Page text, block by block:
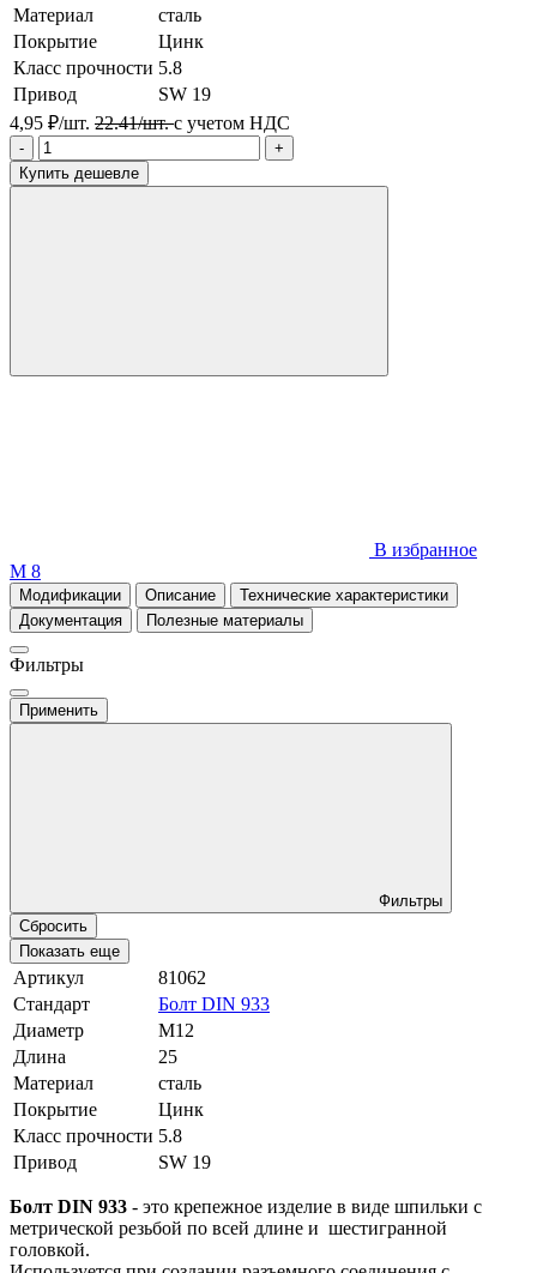
Материал
сталь
Покрытие
Цинк
Класс прочности 5.8
Привод
SW 19
4,95 ₽/шт. 22.41/шт.с учетом НДС
-
+
Купить дешевле
В избранное
М 8
Модификации Описание
Технические характеристики
Документация
Полезные материалы
Фильтры
Применить
Фильтры
Сбросить
Показать еще
Артикул
81062
Стандарт
Болт DIN 933
Диаметр
М12
Длина
25
Материал
сталь
Покрытие
Цинк
Класс прочности 5.8
Привод
SW 19
Болт DIN 933 - это крепежное изделие в виде шпильки с
метрической резьбой по всей длине и шестигранной
головкой.